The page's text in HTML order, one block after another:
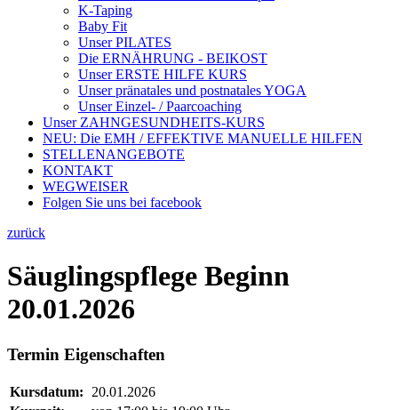
K-Taping
Baby Fit
Unser PILATES
Die ERNÄHRUNG - BEIKOST
Unser ERSTE HILFE KURS
Unser pränatales und postnatales YOGA
Unser Einzel- / Paarcoaching
Unser ZAHNGESUNDHEITS-KURS
NEU: Die EMH / EFFEKTIVE MANUELLE HILFEN
STELLENANGEBOTE
KONTAKT
WEGWEISER
Folgen Sie uns bei facebook
zurück
Säuglingspflege Beginn
20.01.2026
Termin Eigenschaften
Kursdatum:
20.01.2026